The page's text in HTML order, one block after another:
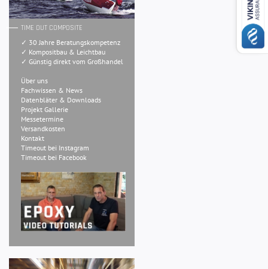
TIME OUT COMPOSITE
✓ 30 Jahre Beratungskompetenz
✓ Kompositbau & Leichtbau
✓ Günstig direkt vom Großhandel
Über uns
Fachwissen & News
Datenbläter & Downloads
Projekt Gallerie
Messetermine
Versandkosten
Kontakt
Timeout bei Instagram
Timeout bei Facebook